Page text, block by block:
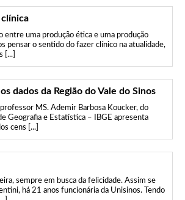
entre uma produção ética e uma produção
pensar o sentido do fazer clínico na atualidade,
[...]
dados da Região do Vale do Sinos
MS. Ademir Barbosa Koucker, do
Geografia e Estatística – IBGE apresenta
cens [...]
sempre em busca da felicidade. Assim se
há 21 anos funcionária da Unisinos. Tendo